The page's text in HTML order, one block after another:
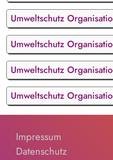
Umweltschutz
Umweltschutz
Umweltschutz
Umweltschutz
Impressum
Datenschutz